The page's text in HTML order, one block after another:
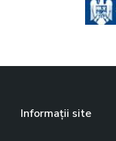
Informații site